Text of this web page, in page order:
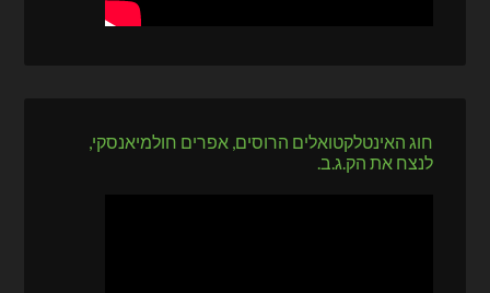
חוג האינטלקטואלים הרוסים, אפרים חולמיאנסקי,
לנצח את הק.ג.ב.